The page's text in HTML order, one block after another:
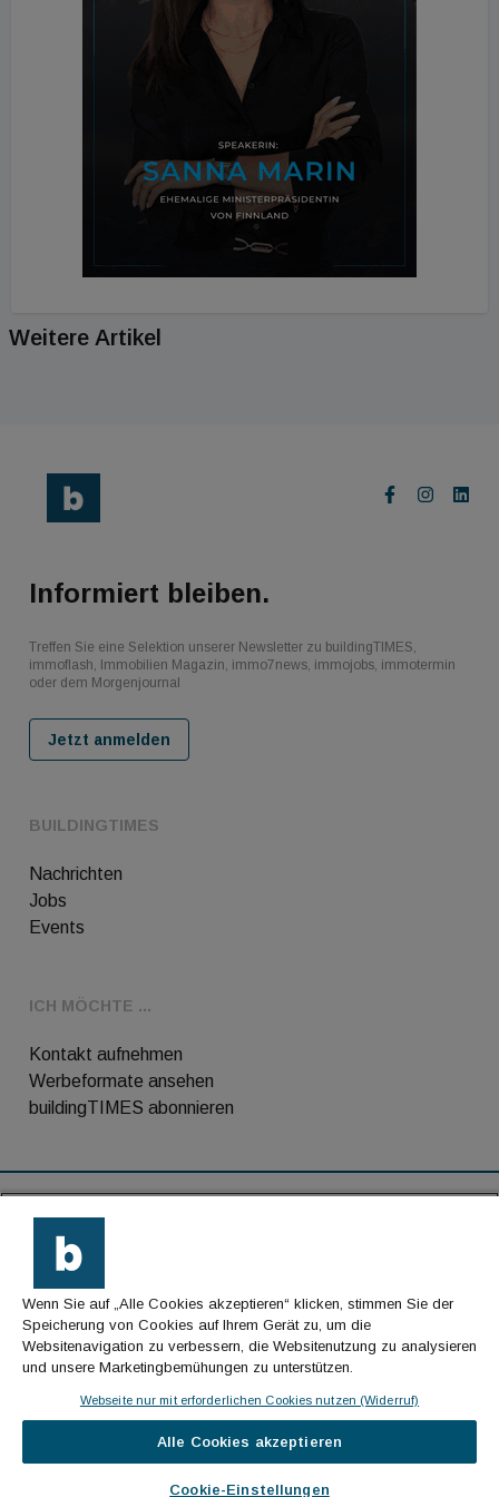
Weitere Artikel
BUILDINGTIMES
Nachrichten
Jobs
Events
ICH MÖCHTE ...
Kontakt aufnehmen
Werbeformate ansehen
buildingTIMES abonnieren
Informiert bleiben.
Treffen Sie eine Selektion unserer Newsletter zu buildingTIMES,
immoflash, Immobilien Magazin, immo7news, immojobs, immotermin
oder dem Morgenjournal
Jetzt anmelden
© Cachalot Media House GmbH - Alle Rechte
Kontakt
Impressum
Datenschutz
Wenn Sie auf „Alle Cookies akzeptieren“ klicken, stimmen Sie der
Speicherung von Cookies auf Ihrem Gerät zu, um die
Websitenavigation zu verbessern, die Websitenutzung zu analysieren
und unsere Marketingbemühungen zu unterstützen.
Webseite nur mit erforderlichen Cookies nutzen (Widerruf)
Alle Cookies akzeptieren
Cookie-Einstellungen